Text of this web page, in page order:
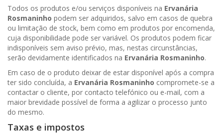
Todos os produtos e/ou serviços disponíveis na Ervanária
Rosmaninho podem ser adquiridos, salvo em casos de quebra
ou limitação de stock, bem como em produtos por encomenda,
cuja disponibilidade pode ser variável. Os produtos podem ficar
indisponíveis sem aviso prévio, mas, nestas circunstâncias,
serão devidamente identificados na Ervanária Rosmaninho.
Em caso de o produto deixar de estar disponível após a compra
ter sido concluída, a Ervanária Rosmaninho compromete-se a
contactar o cliente, por contacto telefónico ou e-mail, com a
maior brevidade possível de forma a agilizar o processo junto
do mesmo.
Taxas e impostos